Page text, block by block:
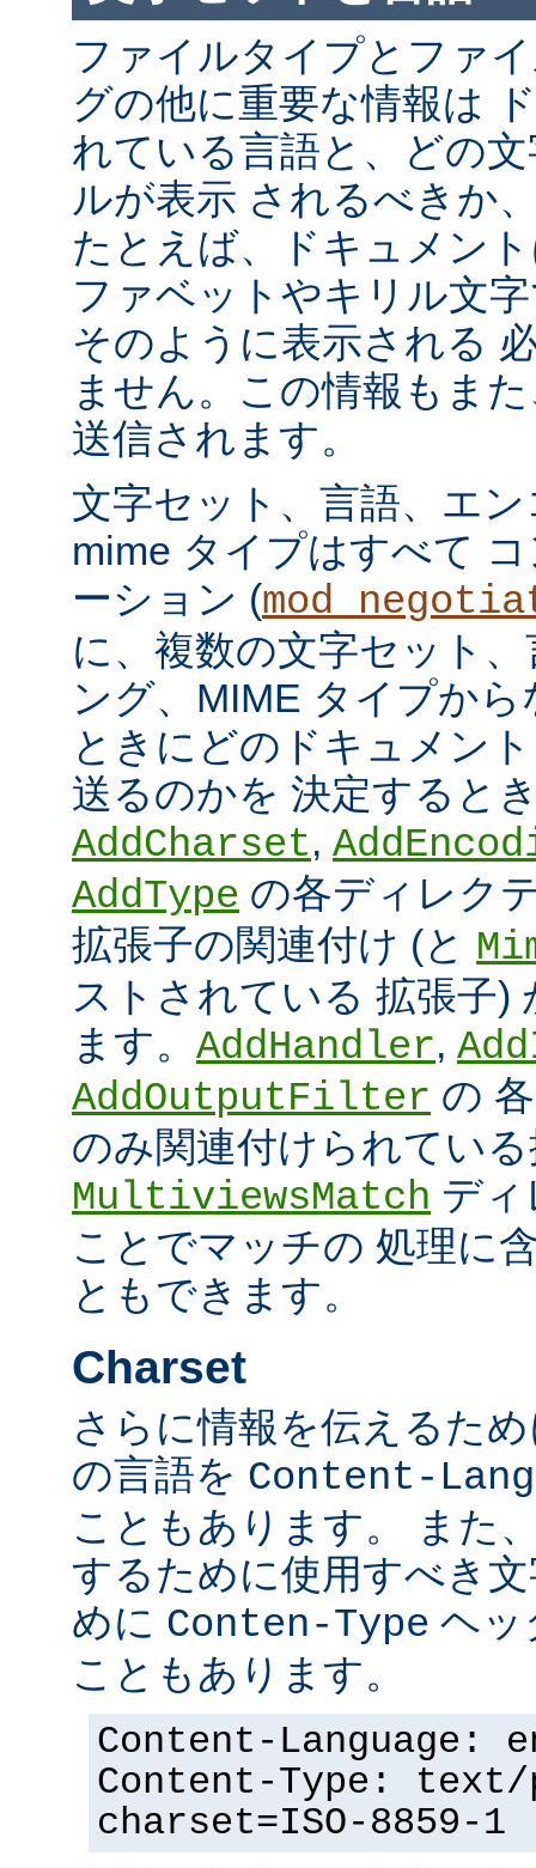
ファイルタイプとファ
グの他に重要な情報は
れている言語と、どの
ルが表示 されるべきか
たとえば、ドキュメン
ファベットやキリル文
そのように表示される
ません。この情報もま
送信されます。
文字セット、言語、エ
mime タイプはすべて
ーション (
に、複数の文字セット
ング、MIME タイプか
ときにどのドキュメン
送るのかを 決定すると
AddCharset,
AddType の各ディレク
拡張子の関連付け (と
ストされている 拡張子)
ます。 AddHandler,
AddOutputFilter の
のみ関連付けられてい
MultiviewsMatch デ
ことでマッチの 処理に
ともできます。
Charset
さらに情報を伝えるた
の言語を Content-
こともあります。 また
するために使用すべき
めに Conten-Type ヘッ
こともあります。
Content-Language:
Content-Type:
charset=ISO-8859-1